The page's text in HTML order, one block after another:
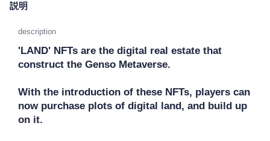
説明
description
'LAND' NFTs are the digital real estate that
construct the Genso Metaverse.
With the introduction of these NFTs, players can
now purchase plots of digital land, and build up
on it.